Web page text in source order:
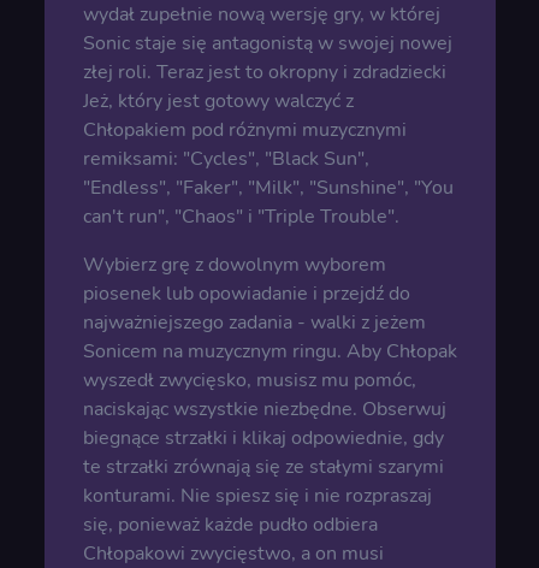
wydał zupełnie nową wersję gry, w której
Sonic staje się antagonistą w swojej nowej
złej roli. Teraz jest to okropny i zdradziecki
Jeż, który jest gotowy walczyć z
Chłopakiem pod różnymi muzycznymi
remiksami: "Cycles", "Black Sun",
"Endless", "Faker", "Milk", "Sunshine", "You
can't run", "Chaos" i "Triple Trouble".
Wybierz grę z dowolnym wyborem
piosenek lub opowiadanie i przejdź do
najważniejszego zadania - walki z jeżem
Sonicem na muzycznym ringu. Aby Chłopak
wyszedł zwycięsko, musisz mu pomóc,
naciskając wszystkie niezbędne. Obserwuj
biegnące strzałki i klikaj odpowiednie, gdy
te strzałki zrównają się ze stałymi szarymi
konturami. Nie spiesz się i nie rozpraszaj
się, ponieważ każde pudło odbiera
Chłopakowi zwycięstwo, a on musi